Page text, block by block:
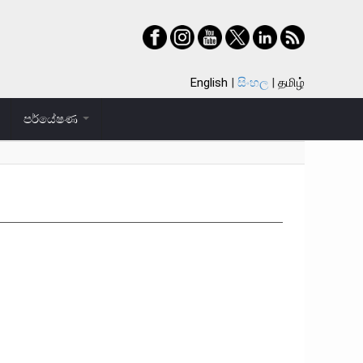
English සිංහල தமிழ்
පර්යේෂණ